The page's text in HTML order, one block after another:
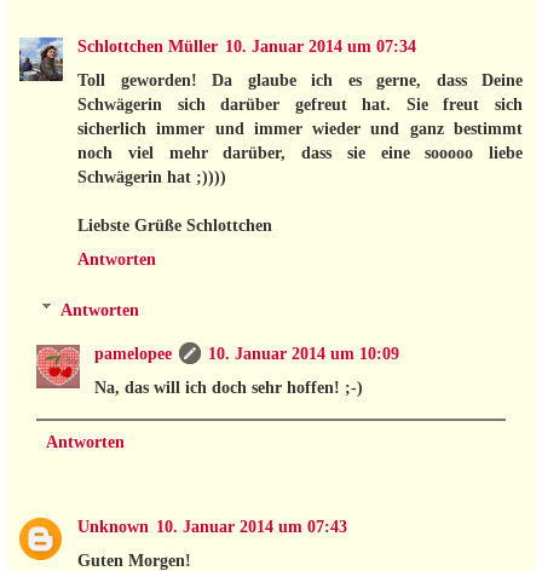
Schlottchen Müller 10. Januar 2014 um 07:34
Toll geworden! Da glaube ich es gerne, dass Deine
Schwägerin sich darüber gefreut hat. Sie freut sich
sicherlich immer und immer wieder und ganz bestimmt
noch viel mehr darüber, dass sie eine sooooo liebe
Schwägerin hat ;))))
Liebste Grüße Schlottchen
Antworten
Antworten
pamelopee
10. Januar 2014 um 10:09
Na, das will ich doch sehr hoffen! ;-)
Antworten
Unknown 10. Januar 2014 um 07:43
Guten Morgen!